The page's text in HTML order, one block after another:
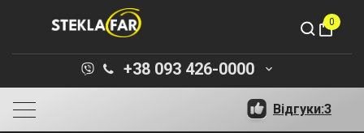
shopping_bag
0
+38 093 426-0000 keyboard_arrow_down
Відгуки:3